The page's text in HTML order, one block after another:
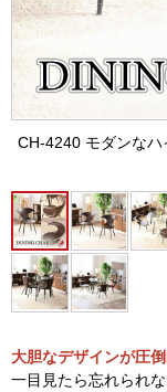
CH-4240 モダンな
大胆なデザインが圧
一目見たら忘れられ